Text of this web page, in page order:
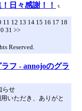
日々感謝！！
11 12 13 14 15 16 17 18
31 >>
Reserved.
フ - annojoのグラ
らせ
いただき、ありがと